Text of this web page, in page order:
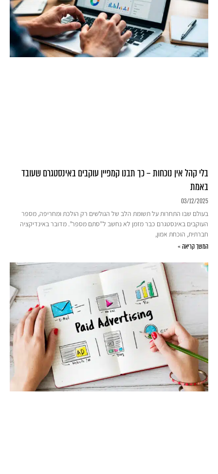
בלי קהל אין נוכחות – כך תבנו קמפיין עוקבים באינסטגרם שעובד
באמת
03/12/2025
בעולם שבו התחרות על תשומת הלב של הגולשים רק הולכת ומחריפה, מספר
העוקבים באינסטגרם כבר מזמן לא נחשב ל”סתם מספר”. מדובר באינדיקציה
חברתית, הוכחת אמון,
המשך קריאה »